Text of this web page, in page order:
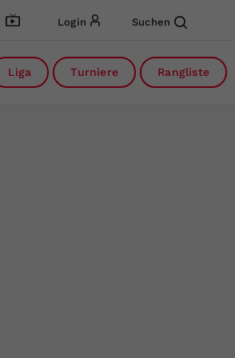
Login Suchen
Liga Turniere Rangliste